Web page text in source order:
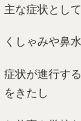
主な症状とし
くしゃみや鼻
症状が進行す
をきたし